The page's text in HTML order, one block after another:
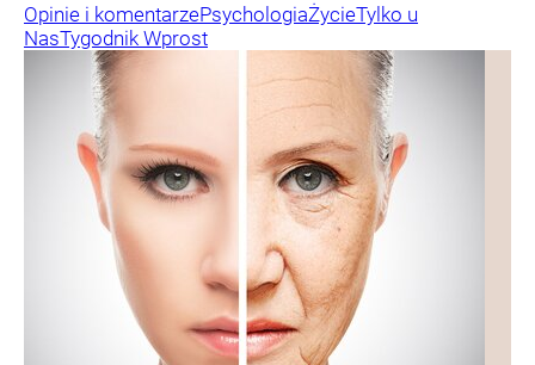
Opinie i komentarzePsychologiaŻycieTylko u
NasTygodnik Wprost